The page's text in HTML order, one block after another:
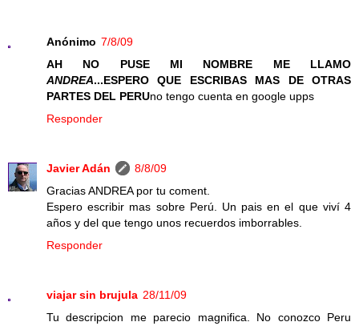
Anónimo 7/8/09
AH NO PUSE MI NOMBRE ME LLAMO
ANDREA...ESPERO QUE ESCRIBAS MAS DE OTRAS
PARTES DEL PERUno tengo cuenta en google upps
Responder
Javier Adán
8/8/09
Gracias ANDREA por tu coment.
Espero escribir mas sobre Perú. Un pais en el que viví 4
años y del que tengo unos recuerdos imborrables.
Responder
viajar sin brujula 28/11/09
Tu descripcion me parecio magnifica. No conozco Peru